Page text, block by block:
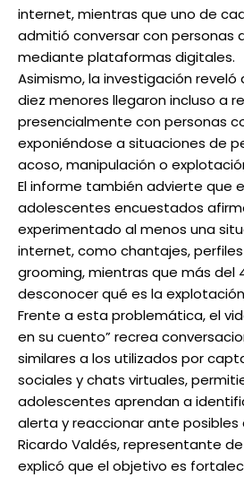
internet, mientras que uno de
admitió conversar con personas
mediante plataformas digitales.
Asimismo, la investigación
diez menores llegaron incluso a
presencialmente con personas
exponiéndose a situaciones de
acoso, manipulación o
El informe también advierte que
adolescentes encuestados
experimentado al menos una
internet, como chantajes,
grooming, mientras que más del
desconocer qué es la
Frente a esta problemática, el
en su cuento” recrea
similares a los utilizados por
sociales y chats virtuales,
adolescentes aprendan a
alerta y reaccionar ante posibles
Ricardo Valdés, representante
explicó que el objetivo es